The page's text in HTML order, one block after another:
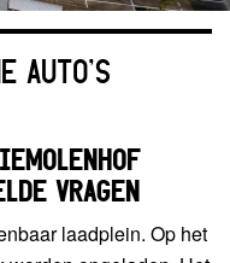
AUTO’S
VRAGEN
laadplein. Op het